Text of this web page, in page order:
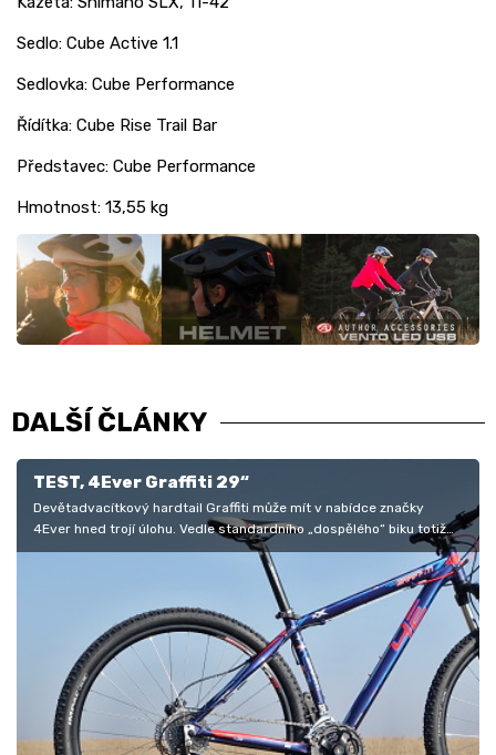
Sedlo: Cube Active 1.1
Sedlovka: Cube Performance
Řídítka: Cube Rise Trail Bar
Představec: Cube Performance
Hmotnost: 13,55 kg
DALŠÍ ČLÁNKY
TEST, 4Ever Graffiti 29“
Devětadvacítkový hardtail Graffiti může mít v nabídce značky
4Ever hned trojí úlohu. Vedle standardního „dospělého“ biku totiž
dokáže v…